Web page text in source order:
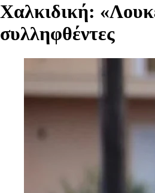
Χαλκιδική:
συλληφθέντες